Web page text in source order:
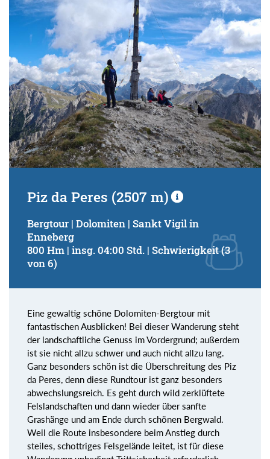
Piz da Peres (2507 m)
Bergtour | Dolomiten | Sankt Vigil in
Enneberg
800 Hm | insg. 04:00 Std. | Schwierigkeit (3
von 6)
Eine gewaltig schöne Dolomiten-Bergtour mit
fantastischen Ausblicken! Bei dieser Wanderung steht
der landschaftliche Genuss im Vordergrund; außerdem
ist sie nicht allzu schwer und auch nicht allzu lang.
Ganz besonders schön ist die Überschreitung des Piz
da Peres, denn diese Rundtour ist ganz besonders
abwechslungsreich. Es geht durch wild zerklüftete
Felslandschaften und dann wieder über sanfte
Grashänge und am Ende durch schönen Bergwald.
Weil die Route insbesondere beim Anstieg durch
steiles, schottriges Felsgelände leitet, ist für diese